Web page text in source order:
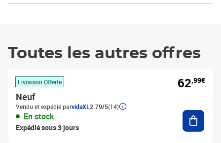
Toutes les autres offres
Livraison Offerte
Neuf
Vendu et expédié parvidaXL 2.79/5(14)
En stock
Expédié sous 3 jours
62,99€